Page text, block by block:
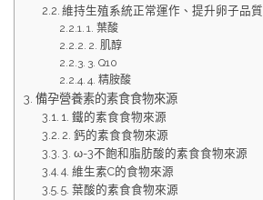
維持生殖系統正常運作、提升卵子品質
1. 葉酸
2. 肌醇
3. Q10
4. 精胺酸
備孕營養素的素食食物來源
1. 鐵的素食食物來源
2. 鈣的素食食物來源
3. ω-3不飽和脂肪酸的素食食物來源
4. 維生素C的食物來源
5. 葉酸的素食食物來源